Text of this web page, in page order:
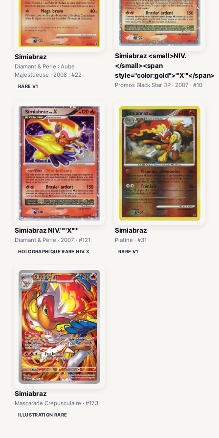
Simiabraz
Diamant & Perle : Aube
Majestueuse · 2008 · #22
RARE V1
Simiabraz <small>NIV.
</small><span
style="color:gold">'''X'''</span>
Promos Black Star DP · 2007 · #10
Simiabraz NIV.'''''X'''''
Diamant & Perle · 2007 · #121
HOLOGRAPHIQUE RARE NIV.X
Simiabraz
Platine · #31
RARE V1
Simiabraz
Mascarade Crépusculaire · #173
ILLUSTRATION RARE